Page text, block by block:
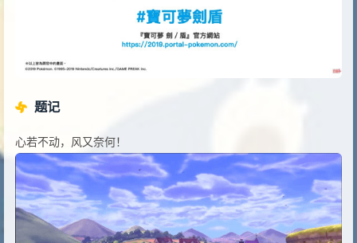
题记
心若不动，风又奈何！